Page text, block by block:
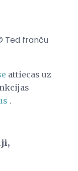
Ted franču
attiecas uz
.